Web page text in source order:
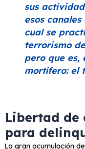
sus
esos
cual se
terrorismo
pero que es,
mortífero: el
Libertad de
para
La gran acumulación